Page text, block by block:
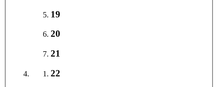
19
20
21
22